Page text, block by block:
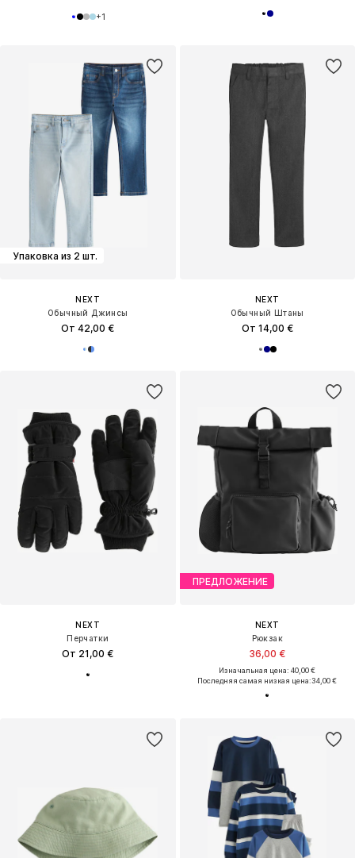
+1
Упаковка из 2 шт.
NEXT
Обычный Джинсы
От 42,00 €
NEXT
Обычный Штаны
От 14,00 €
NEXT
Перчатки
От 21,00 €
ПРЕДЛОЖЕНИЕ
NEXT
Рюкзак
36,00 €
Изначальная цена: 40,00 €
Последняя самая низкая цена:34,00 €